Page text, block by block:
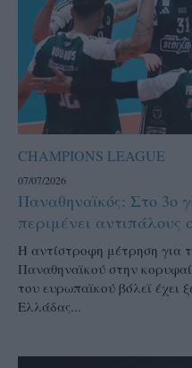
CHAMPIONS LEAGUE
07/07/2026
Παναθηναϊκός: Στο 3ο
περιμένει αντιπάλους
Η αντίστροφη μέτρηση για
Παναθηναϊκού στην
του ευρωπαϊκού βόλεϊ έχει
Ελλάδας...